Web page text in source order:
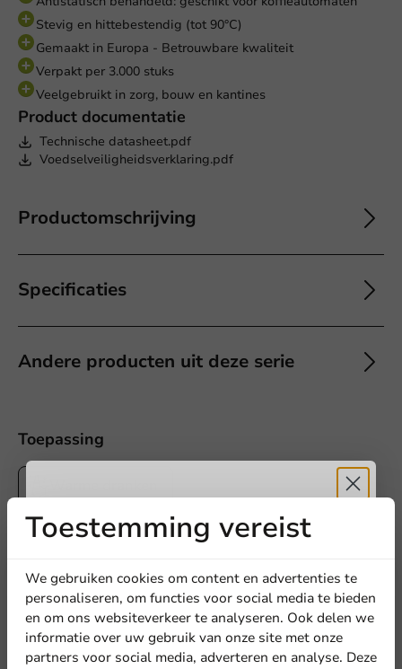
Stevig en hittebestendig (tot 90°C)
Gemaakt in Europa - Betrouwbare kwaliteit
Verpakt per 3.000 stuks
Veelgebruikt in zorg, bouw en kantines
Product documentatie
Technische datasheet.pdf
Voedselveiligheidsverklaring.pdf
Productomschrijving
Specificaties
Andere producten uit deze serie
Toepassing
0 Reviews
0 Reviews
0 Reviews
0 Reviews
0 Reviews
Toestemming vereist
We gebruiken cookies om content en advertenties te
personaliseren, om functies voor social media te bieden
en om ons websiteverkeer te analyseren. Ook delen we
informatie over uw gebruik van onze site met onze
partners voor social media, adverteren en analyse. Deze
Ontvang5%
korting
Meld je aan voor onze
nieuwsbrief!